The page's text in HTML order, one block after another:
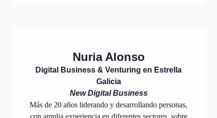
Nuria Alonso
Digital Business & Venturing en Estrella
Galicia
New Digital Business
Más de 20 años liderando y desarrollando personas,
con amplia experiencia en diferentes sectores, sobre